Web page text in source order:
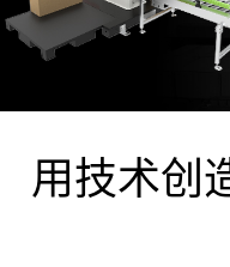
用技术创